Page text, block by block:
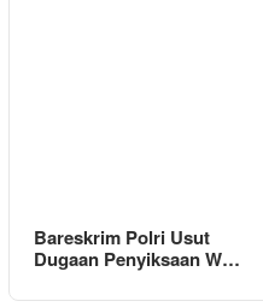
Bareskrim Polri Usut
Dugaan Penyiksaan W…